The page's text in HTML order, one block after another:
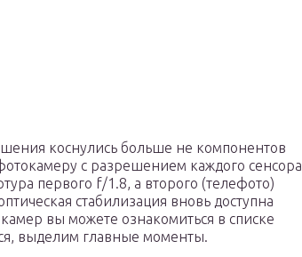
коснулись больше не компонентов
с разрешением каждого сенсора
первого f/1.8, а второго (телефото)
стабилизация вновь доступна
вы можете ознакомиться в списке
выделим главные моменты.